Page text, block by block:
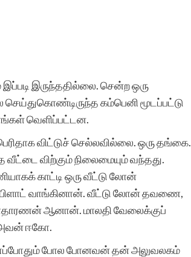
இருந்ததில்லை. சென்ற ஒரு
செய்துகொண்டிருந்த கம்பெனி மூடப்பட்டு
வெளிப்பட்டன.
விட்டுச் செல்லவில்லை. ஒரு தங்கை.
விற்கும் நிலைமையும் வந்தது.
காட்டி ஒரு வீட்டு லோன்
ஃபிளாட் வாங்கினான். வீட்டு லோன் தவணை,
சாதாரணன் ஆனான். மாலதி வேலைக்குப்
அவன் ஈகோ.
எப்போதும் போல போனவன் தன் அலுவலகம்